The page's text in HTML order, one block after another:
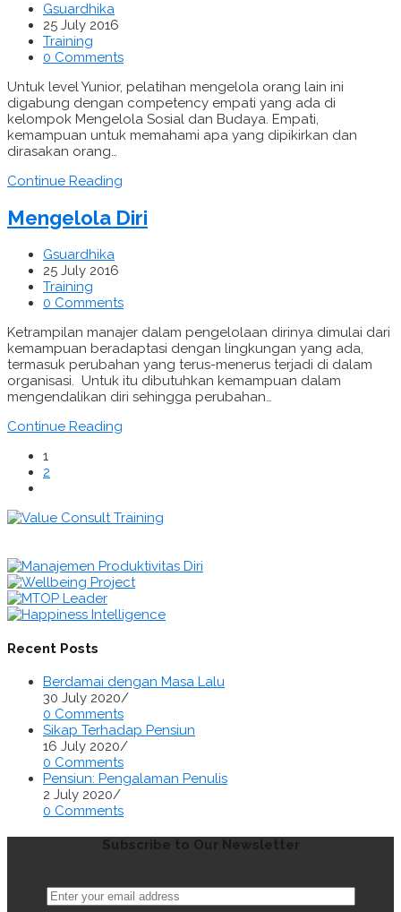
Gsuardhika
25 July 2016
Training
0 Comments
Untuk level Yunior, pelatihan mengelola orang lain ini
digabung dengan competency empati yang ada di
kelompok Mengelola Sosial dan Budaya. Empati,
kemampuan untuk memahami apa yang dipikirkan dan
dirasakan orang…
Continue Reading
Mengelola Diri
Gsuardhika
25 July 2016
Training
0 Comments
Ketrampilan manajer dalam pengelolaan dirinya dimulai dari
kemampuan beradaptasi dengan lingkungan yang ada,
termasuk perubahan yang terus-menerus terjadi di dalam
organisasi. Untuk itu dibutuhkan kemampuan dalam
mengendalikan diri sehingga perubahan…
Continue Reading
1
2
Recent Posts
Berdamai dengan Masa Lalu
30 July 2020/
0 Comments
Sikap Terhadap Pensiun
16 July 2020/
0 Comments
Pensiun: Pengalaman Penulis
2 July 2020/
0 Comments
Subscribe to Our Newsletter